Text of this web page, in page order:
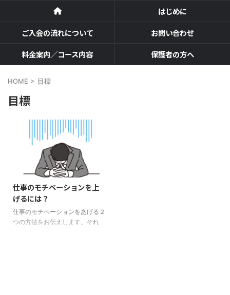
はじめに
ご入会の流れについて
お問い合わせ
料金案内／コース内容
保護者の方へ
HOME > 目標
目標
仕事のモチベーションを上
げるには？
仕事のモチベーションをあげる２
つの方法をお伝えします。それ